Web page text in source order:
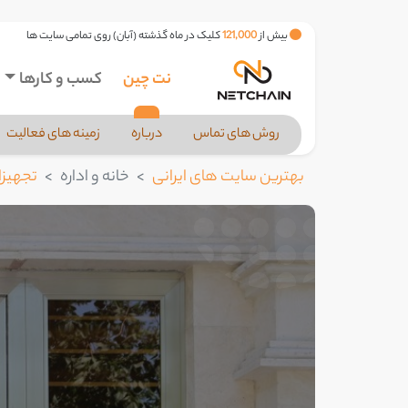
بیش از121,000کلیک در ماه گذشته (آبان) روی تمامی سایت ها
نت چین کسب و کارها
روش های تماس درباره زمینه های فعالیت
بهترین سایت های ایرانی خانه و اداره